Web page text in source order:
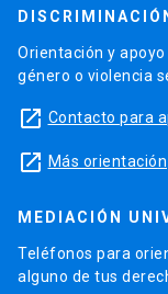
Orientación y
género o violencia
launch Contacto para
launch Más orientación
MEDIACIÓN
Teléfonos para
alguno de tus